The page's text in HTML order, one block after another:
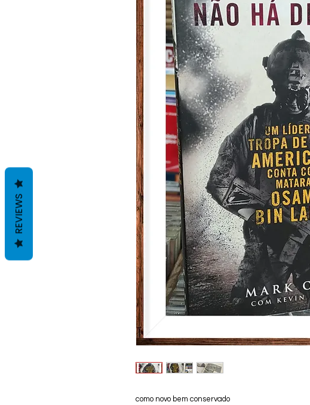
como novo bem conservado
REVIEWS